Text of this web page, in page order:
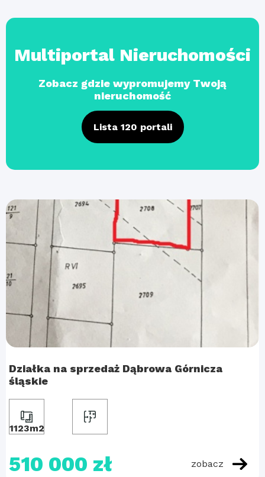
Multiportal Nieruchomości
Zobacz gdzie wypromujemy Twoją
nieruchomość
Lista 120 portali
Działka na sprzedaż Dąbrowa Górnicza
śląskie
1123m2
510 000 zł zobacz